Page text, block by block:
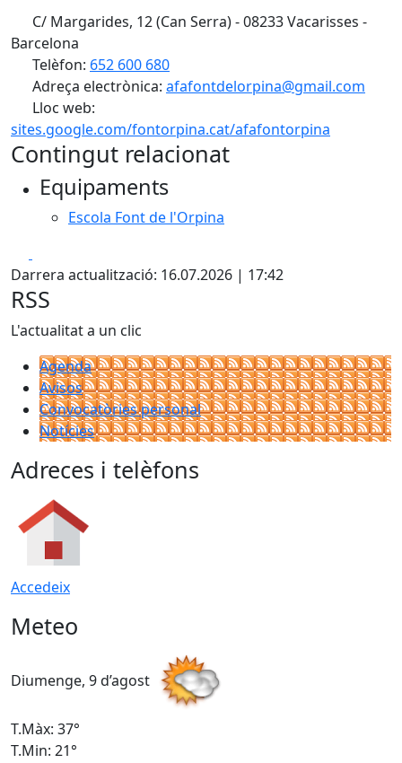
C/ Margarides, 12 (Can Serra) - 08233 Vacarisses -
Barcelona
Telèfon: 652 600 680
Adreça electrònica: afafontdelorpina@gmail.com
Lloc web:
sites.google.com/fontorpina.cat/afafontorpina
Contingut relacionat
Equipaments
Escola Font de l'Orpina
Darrera actualització: 16.07.2026 | 17:42
RSS
L'actualitat a un clic
Agenda
Avisos
Convocatòries personal
Notícies
Adreces i telèfons
Accedeix
Meteo
Diumenge, 9 d’agost
T.Màx: 37°
T.Min: 21°